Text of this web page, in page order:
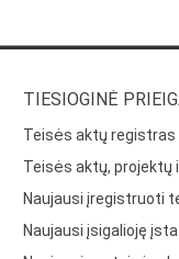
TIESIOGINĖ
Teisės aktų registras
Teisės aktų, projektų
Naujausi įregistruoti
Naujausi įsigalioję